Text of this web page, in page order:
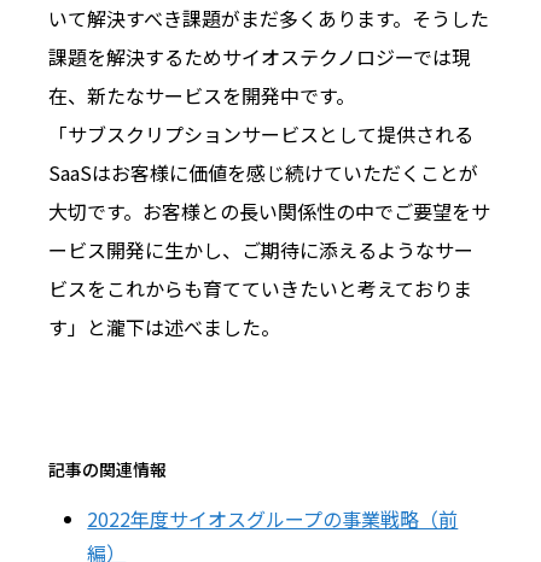
いて解決すべき課題がまだ多くあります。そうした
課題を解決するためサイオステクノロジーでは現
在、新たなサービスを開発中です。
「サブスクリプションサービスとして提供される
SaaSはお客様に価値を感じ続けていただくことが
大切です。お客様との長い関係性の中でご要望をサ
ービス開発に生かし、ご期待に添えるようなサー
ビスをこれからも育てていきたいと考えておりま
す」と瀧下は述べました。
記事の関連情報
2022年度サイオスグループの事業戦略（前
編）